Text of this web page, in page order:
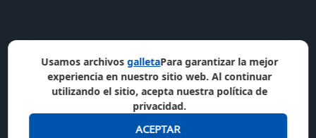
Usamos archivosgalletaPara garantizar la mejor
experiencia en nuestro sitio web. Al continuar
utilizando el sitio, acepta nuestra política de
privacidad.
ACEPTAR